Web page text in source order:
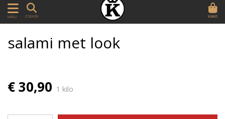
MENU ZOEKEN MAND
salami met look
€ 30,90 1 kilo